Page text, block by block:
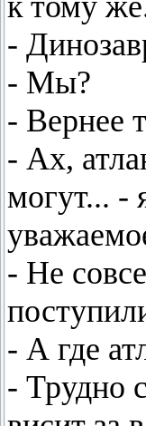
-
- Мы?
- Вернее
- Ах,
могут... -
- Не
- А где
- Трудно